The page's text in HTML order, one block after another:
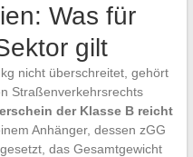
Was für
gilt
nicht überschreitet, gehört
Straßenverkehrsrechts
der Klasse B reicht
Anhänger, dessen zGG
das Gesamtgewicht